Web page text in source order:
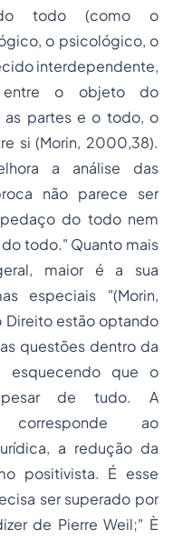
do todo (como o
o psicológico, o
interdependente,
entre o objeto do
as partes e o todo, o
si (Morin, 2000,38).
a análise das
não parece ser
do todo nem
todo." Quanto mais
maior é a sua
especiais "(Morin,
Direito estão optando
questões dentro da
esquecendo que o
de tudo. A
corresponde ao
a redução da
positivista. É esse
ser superado por
de Pierre Weil;" È